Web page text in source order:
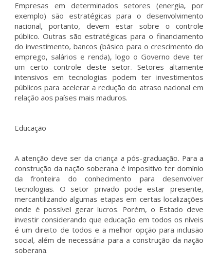
Empresas em determinados setores (energia, por
exemplo) são estratégicas para o desenvolvimento
nacional, portanto, devem estar sobre o controle
público. Outras são estratégicas para o financiamento
do investimento, bancos (básico para o crescimento do
emprego, salários e renda), logo o Governo deve ter
um certo controle deste setor. Setores altamente
intensivos em tecnologias podem ter investimentos
públicos para acelerar a redução do atraso nacional em
relação aos países mais maduros.
Educação
A atenção deve ser da criança a pós-graduação. Para a
construção da nação soberana é impositivo ter domínio
da fronteira do conhecimento para desenvolver
tecnologias. O setor privado pode estar presente,
mercantilizando algumas etapas em certas localizações
onde é possível gerar lucros. Porém, o Estado deve
investir considerando que educação em todos os níveis
é um direito de todos e a melhor opção para inclusão
social, além de necessária para a construção da nação
soberana.